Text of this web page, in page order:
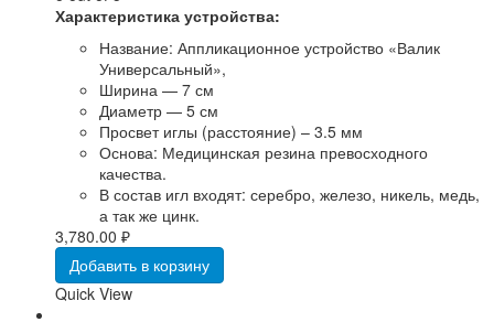
Характеристика устройства:
Название: Аппликационное устройство «Валик
Универсальный»,
Ширина — 7 см
Диаметр — 5 см
Просвет иглы (расстояние) – 3.5 мм
Основа: Медицинская резина превосходного
качества.
В состав игл входят: серебро, железо, никель, медь,
а так же цинк.
3,780.00 ₽
Добавить в корзину
Quick View